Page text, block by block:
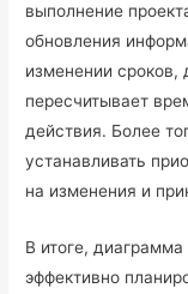
выполнение
обновления
изменении сроков,
пересчитывает
действия. Более
устанавливать
на изменения и
В итоге,
эффективно